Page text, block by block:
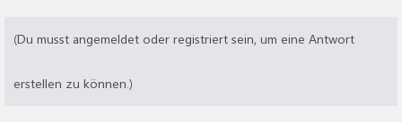
(Du musst angemeldet oder registriert sein, um eine Antwort
erstellen zu können.)